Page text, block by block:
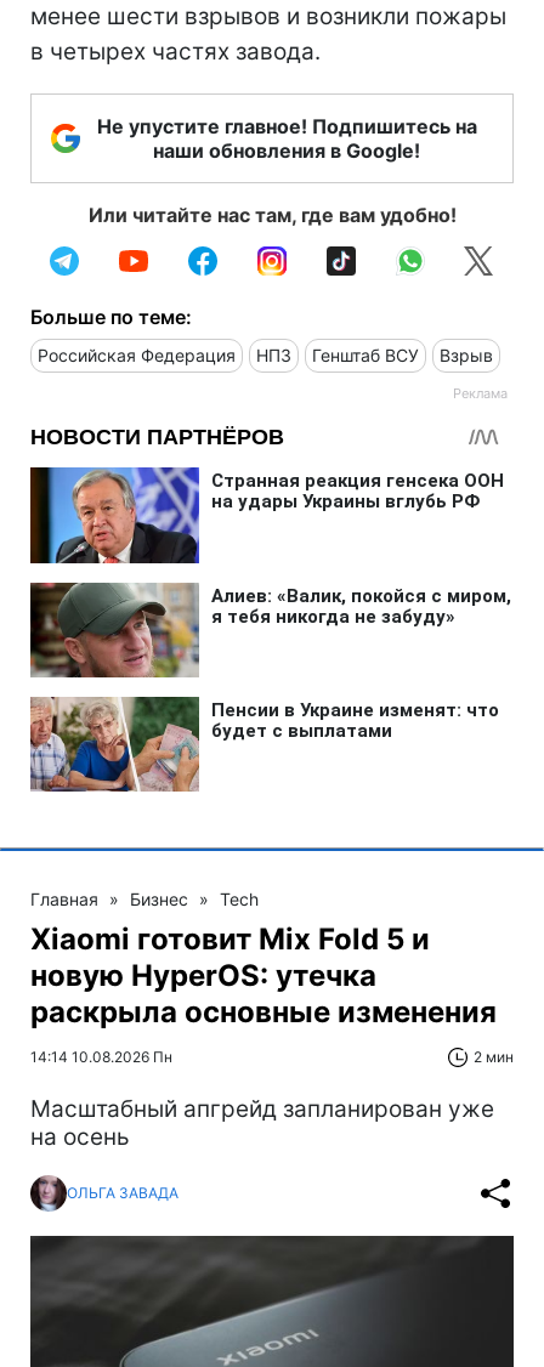
менее шести взрывов и возникли пожары
в четырех частях завода.
Не упустите главное! Подпишитесь на
наши обновления в Google!
Или читайте нас там, где вам удобно!
Больше по теме:
Российская Федерация НПЗ Генштаб ВСУ Взрыв
Главная » Бизнес » Tech
Xiaomi готовит Mix Fold 5 и
новую HyperOS: утечка
раскрыла основные изменения
14:14 10.08.2026 Пн 2 мин
Масштабный апгрейд запланирован уже
на осень
ОЛЬГА ЗАВАДА